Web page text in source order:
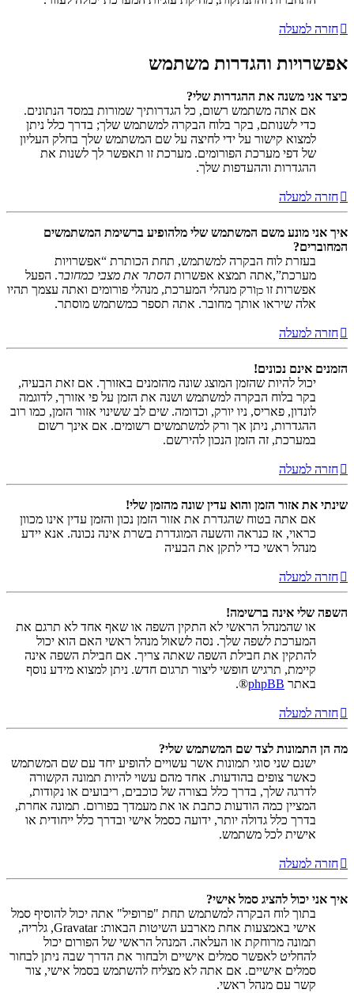
חזרה למעלה
אפשרויות והגדרות משתמש
כיצד אני משנה את ההגדרות שלי?
אם אתה משתמש רשום, כל הגדרותיך שמורות במסד הנתונים.
כדי לשנותם, בקר בלוח הבקרה למשתמש שלך; בדרך כלל ניתן
למצוא קישור על ידי לחיצה על שם המשתמש שלך בחלק העליון
של דפי מערכת הפורומים. מערכת זו תאפשר לך לשנות את
ההגדרות וההעדפות שלך.
חזרה למעלה
איך אני מונע משם המשתמש שלי מלהופיע ברשימת המשתמשים
המחוברים?
בעזרת לוח הבקרה למשתמש, תחת הכותרת “אפשרויות
מערכת”,אתה תמצא אפשרות הסתר את מצבי כמחובר. הפעל
אפשרות זו כןורק מנהלי המערכת, מנהלי פורומים ואתה עצמך תהיו
אלה שיראו אותך מחובר. אתה תספר כמשתמש מוסתר.
חזרה למעלה
הזמנים אינם נכונים!
יכול להיות שהזמן המוצג שונה מהזמנים באזורך. אם זאת הבעיה,
בקר בלוח הבקרה למשתמש ושנה את הזמן על פי אזורך, לדוגמה
לונדון, פאריס, ניו יורק, וכדומה. שים לב ששינוי אזור הזמן, כמו רוב
ההגדרות, ניתן אך ורק למשתמשים רשומים. אם אינך רשום
במערכת, זה הזמן הנכון להירשם.
חזרה למעלה
שינתי את אזור הזמן והוא עדין שונה מהזמן שלי!
אם אתה בטוח שהגדרת את אזור הזמן נכון והזמן עדין אינו מכוון
כראוי, אז כנראה והשעה המוגדרת בשרת אינה נכונה. אנא יידע
מנהל ראשי כדי לתקן את הבעיה
חזרה למעלה
השפה שלי אינה ברשימה!
או שהמנהל הראשי לא התקין השפה או שאף אחד לא תרגם את
המערכת לשפה שלך. נסה לשאול מנהל ראשי האם הוא יכול
להתקין את חבילת השפה שאתה צריך. אם חבילת השפה אינה
קיימת, תרגיש חופשי ליצור תרגום חדש. ניתן למצוא מידע נוסף
באתר phpBB
®.
חזרה למעלה
מה הן התמונות לצד שם המשתמש שלי?
ישנם שני סוגי תמונות אשר עשויים להופיע יחד עם שם המשתמש
כאשר צופים בהודעות. אחד מהם עשוי להיות תמונה הקשורה
לדרגה שלך, בדרך כלל בצורה של כוכבים, ריבועים או נקודות,
המציין כמה הודעות כתבת או את מעמדך בפורום. תמונה אחרת,
בדרך כלל גדולה יותר, ידועה כסמל אישי ובדרך כלל ייחודית או
אישית לכל משתמש.
חזרה למעלה
איך אני יכול להציג סמל אישי?
בתוך לוח הבקרה למשתמש תחת "פרופיל" אתה יכול להוסיף סמל
אישי באמצעות אחת מארבע השיטות הבאות: Gravatar, גלריה,
תמונה מרוחקת או העלאה. המנהל הראשי של הפורום יכול
להחליט לאפשר סמלים אישיים ולבחור את הדרך שבה ניתן לבחור
סמלים אישיים. אם אתה לא מצליח להשתמש בסמל אישי, צור
קשר עם מנהל ראשי.